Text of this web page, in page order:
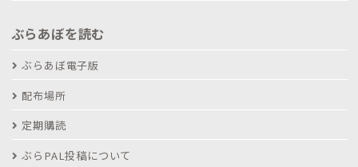
ぶらあぼを読む
ぶらあぼ電子版
配布場所
定期購読
ぶらPAL投稿について